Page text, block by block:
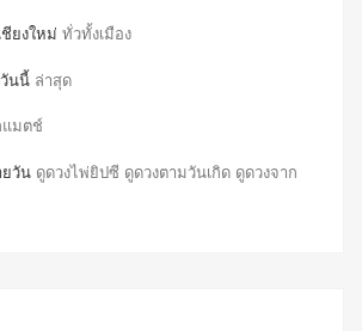
ยงใหม่ ทั่วทั้งเมือง
นนี้ ล่าสุด
มตช์
ยวัน ดูดวงไพ่ยิปซี ดูดวงตามวันเกิด ดูดวงจาก